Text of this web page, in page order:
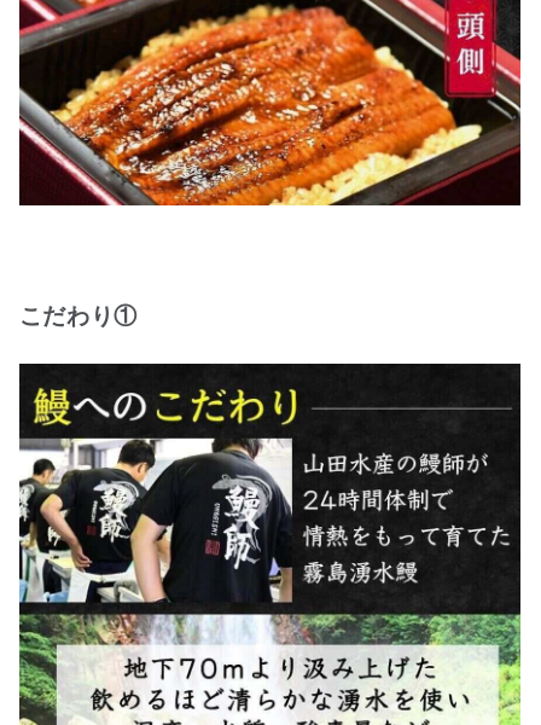
こだわり①